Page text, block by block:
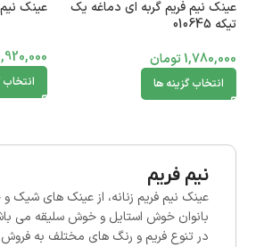
عینک نیم فریم گربه ای دماغه یک
تیکه 010645
1,780,000تومان
انتخاب گزینه ها
عینک نیم
انتخاب
نیم فریم
عینک نیم فریم زنانه، از عینک های
بانوان خوش استایل و خوش سلیقه می
در تنوع فریم و رنگ های مختلف به